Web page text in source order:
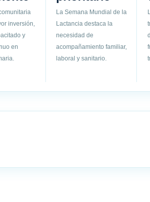
inversión,
y
en
La Semana Mundial de la
Lactancia destaca la
necesidad de
acompañamiento familiar,
laboral y sanitario.